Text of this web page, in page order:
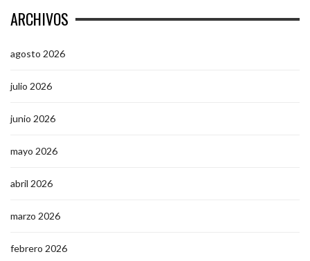
ARCHIVOS
agosto 2026
julio 2026
junio 2026
mayo 2026
abril 2026
marzo 2026
febrero 2026